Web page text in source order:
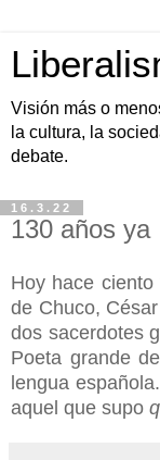
Visión más o
la cultura, la
debate.
16.3.22
130 años ya
Hoy hace
de Chuco,
dos sacerdotes
Poeta grande
lengua española.
aquel que supo